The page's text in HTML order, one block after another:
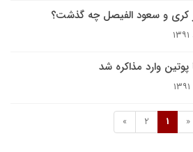
کری و سعود الفیصل چه گذشت؟
پوتین وارد مذاکره شد
«
1
2
»